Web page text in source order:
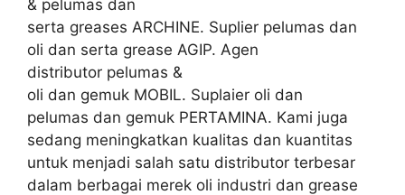
& pelumas dan
serta greases ARCHINE. Suplier pelumas dan
oli dan serta grease AGIP. Agen
distributor pelumas &
oli dan gemuk MOBIL. Suplaier oli dan
pelumas dan gemuk PERTAMINA. Kami juga
sedang meningkatkan kualitas dan kuantitas
untuk menjadi salah satu distributor terbesar
dalam berbagai merek oli industri dan grease